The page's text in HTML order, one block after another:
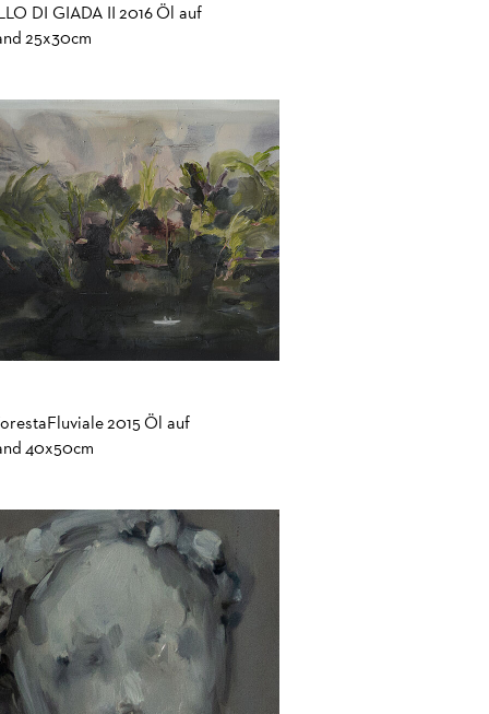
DI GIADA II 2016 Öl auf
25x30cm
2015 Öl auf
40x50cm